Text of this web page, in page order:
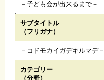
約
－子ども会が出来るまで－
サブタイトル
（フリガナ）
－コドモカイガデキルマデ－
カテゴリー
（分野）